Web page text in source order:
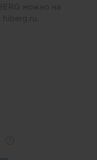
можно на